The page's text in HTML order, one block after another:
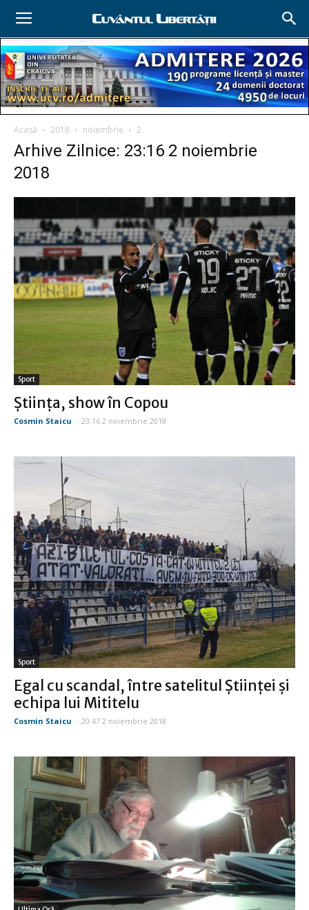
Acasă 2018 noiembrie 2
Arhive Zilnice: 23:16 2 noiembrie
2018
Sport
Ştiinţa, show în Copou
Cosmin Staicu - 23:16 2 noiembrie 2018
Sport
Egal cu scandal, între satelitul Ştiinţei şi
echipa lui Mititelu
Cosmin Staicu - 20:47 2 noiembrie 2018